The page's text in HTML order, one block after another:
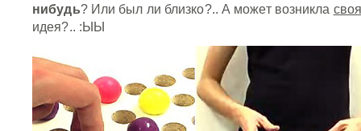
нибудь? Или был ли близко?.. А может возникла
идея?.. :ЫЫ